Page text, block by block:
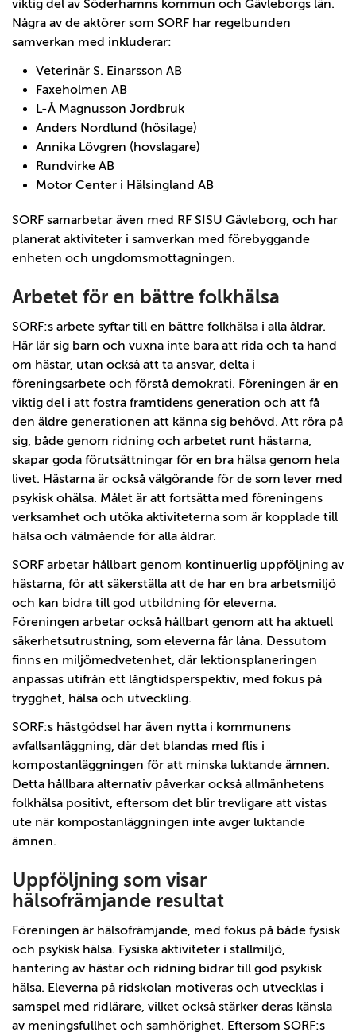
viktig del av Söderhamns kommun och Gävleborgs län.
Några av de aktörer som SORF har regelbunden
samverkan med inkluderar:
Veterinär S. Einarsson AB
Faxeholmen AB
L-Å Magnusson Jordbruk
Anders Nordlund (hösilage)
Annika Lövgren (hovslagare)
Rundvirke AB
Motor Center i Hälsingland AB
SORF samarbetar även med RF SISU Gävleborg, och har
planerat aktiviteter i samverkan med förebyggande
enheten och ungdomsmottagningen.
Arbetet för en bättre folkhälsa
SORF:s arbete syftar till en bättre folkhälsa i alla åldrar.
Här lär sig barn och vuxna inte bara att rida och ta hand
om hästar, utan också att ta ansvar, delta i
föreningsarbete och förstå demokrati. Föreningen är en
viktig del i att fostra framtidens generation och att få
den äldre generationen att känna sig behövd. Att röra på
sig, både genom ridning och arbetet runt hästarna,
skapar goda förutsättningar för en bra hälsa genom hela
livet. Hästarna är också välgörande för de som lever med
psykisk ohälsa. Målet är att fortsätta med föreningens
verksamhet och utöka aktiviteterna som är kopplade till
hälsa och välmående för alla åldrar.
SORF arbetar hållbart genom kontinuerlig uppföljning av
hästarna, för att säkerställa att de har en bra arbetsmiljö
och kan bidra till god utbildning för eleverna.
Föreningen arbetar också hållbart genom att ha aktuell
säkerhetsutrustning, som eleverna får låna. Dessutom
finns en miljömedvetenhet, där lektionsplaneringen
anpassas utifrån ett långtidsperspektiv, med fokus på
trygghet, hälsa och utveckling.
SORF:s hästgödsel har även nytta i kommunens
avfallsanläggning, där det blandas med flis i
kompostanläggningen för att minska luktande ämnen.
Detta hållbara alternativ påverkar också allmänhetens
folkhälsa positivt, eftersom det blir trevligare att vistas
ute när kompostanläggningen inte avger luktande
ämnen.
Uppföljning som visar
hälsofrämjande resultat
Föreningen är hälsofrämjande, med fokus på både fysisk
och psykisk hälsa. Fysiska aktiviteter i stallmiljö,
hantering av hästar och ridning bidrar till god psykisk
hälsa. Eleverna på ridskolan motiveras och utvecklas i
samspel med ridlärare, vilket också stärker deras känsla
av meningsfullhet och samhörighet. Eftersom SORF:s